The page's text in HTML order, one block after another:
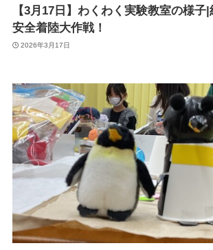
【3月17日】わくわく実験教室の様子
安全着陸大作戦！
2026年3月17日